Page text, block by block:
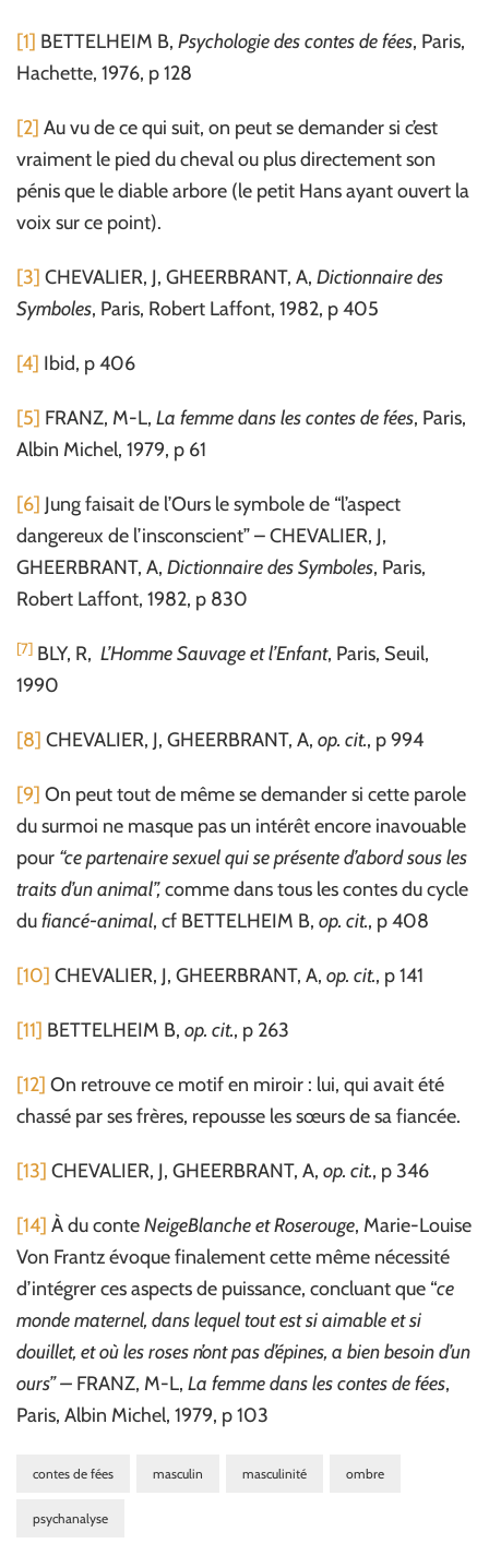
[1] BETTELHEIM B, Psychologie des contes de fées, Paris,
Hachette, 1976, p 128
[2] Au vu de ce qui suit, on peut se demander si c’est
vraiment le pied du cheval ou plus directement son
pénis que le diable arbore (le petit Hans ayant ouvert la
voix sur ce point).
[3] CHEVALIER, J, GHEERBRANT, A, Dictionnaire des
Symboles, Paris, Robert Laffont, 1982, p 405
[4] Ibid, p 406
[5] FRANZ, M-L, La femme dans les contes de fées, Paris,
Albin Michel, 1979, p 61
[6] Jung faisait de l’Ours le symbole de “l’aspect
dangereux de l’insconscient” – CHEVALIER, J,
GHEERBRANT, A, Dictionnaire des Symboles, Paris,
Robert Laffont, 1982, p 830
[7] BLY, R, L’Homme Sauvage et l’Enfant, Paris, Seuil,
1990
[8] CHEVALIER, J, GHEERBRANT, A, op. cit., p 994
[9] On peut tout de même se demander si cette parole
du surmoi ne masque pas un intérêt encore inavouable
pour “ce partenaire sexuel qui se présente d’abord sous les
traits d’un animal”,comme dans tous les contes du cycle
dufiancé-animal, cf BETTELHEIM B, op. cit., p 408
[10] CHEVALIER, J, GHEERBRANT, A, op. cit., p 141
[11] BETTELHEIM B, op. cit., p 263
[12] On retrouve ce motif en miroir : lui, qui avait été
chassé par ses frères, repousse les sœurs de sa fiancée.
[13] CHEVALIER, J, GHEERBRANT, A, op. cit., p 346
[14] À du conteNeigeBlanche et Roserouge, Marie-Louise
Von Frantz évoque finalement cette même nécessité
d’intégrer ces aspects de puissance, concluant que “ce
monde maternel, dans lequel tout est si aimable et si
douillet, et où les roses n’ont pas d’épines, a bien besoin d’un
ours” – FRANZ, M-L, La femme dans les contes de fées,
Paris, Albin Michel, 1979, p 103
contes de fées masculin masculinité ombre
psychanalyse